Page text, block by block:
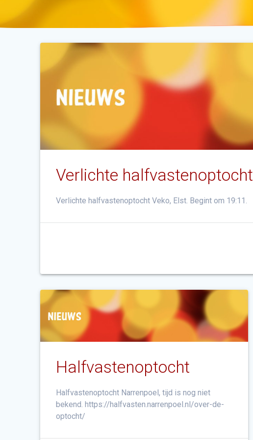
Verlichte halfvastenoptocht
Verlichte halfvastenoptocht Veko, Elst. Begint om 19:11.
Halfvastenoptocht
Halfvastenoptocht Narrenpoel, tijd is nog niet
bekend. https://halfvasten.narrenpoel.nl/over-de-
optocht/